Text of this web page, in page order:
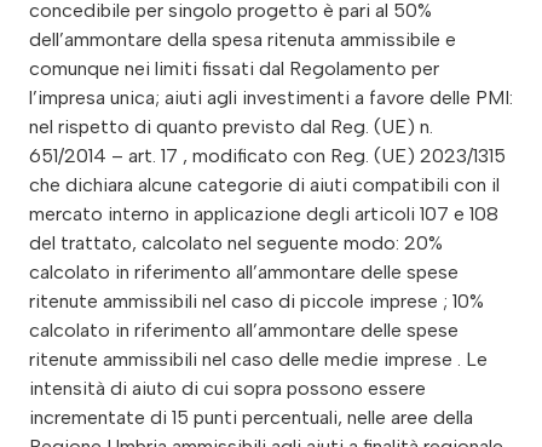
concedibile per singolo progetto è pari al 50%
dell’ammontare della spesa ritenuta ammissibile e
comunque nei limiti fissati dal Regolamento per
l’impresa unica; aiuti agli investimenti a favore delle PMI:
nel rispetto di quanto previsto dal Reg. (UE) n.
651/2014 – art. 17 , modificato con Reg. (UE) 2023/1315
che dichiara alcune categorie di aiuti compatibili con il
mercato interno in applicazione degli articoli 107 e 108
del trattato, calcolato nel seguente modo: 20%
calcolato in riferimento all’ammontare delle spese
ritenute ammissibili nel caso di piccole imprese ; 10%
calcolato in riferimento all’ammontare delle spese
ritenute ammissibili nel caso delle medie imprese . Le
intensità di aiuto di cui sopra possono essere
incrementate di 15 punti percentuali, nelle aree della